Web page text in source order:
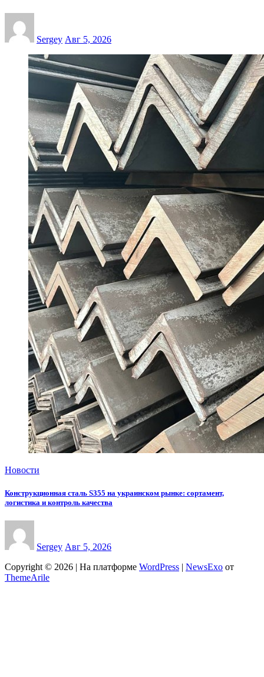
Sergey Авг 5, 2026
Новости
Конструкционная сталь S355 на украинском рынке: сортамент,
логистика и контроль качества
Sergey Авг 5, 2026
Copyright © 2026 | На платформе WordPress NewsExo от
ThemeArile